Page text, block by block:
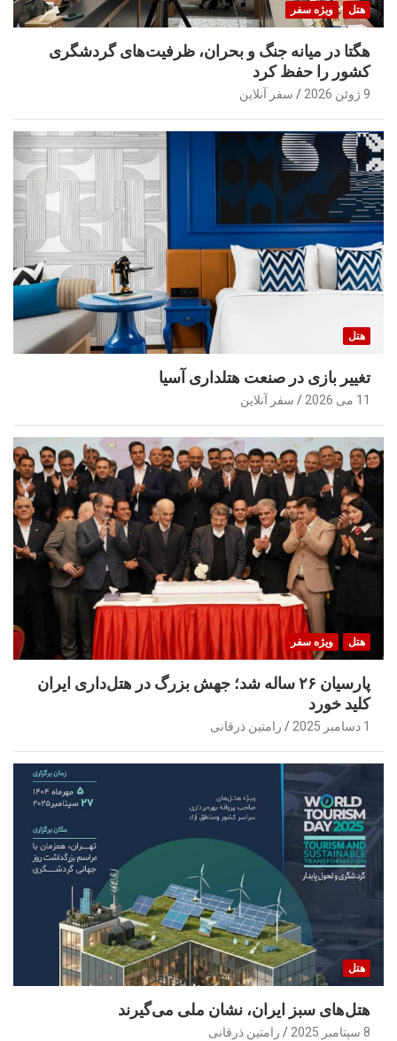
هتل ویژه سفر
هگتا در میانه جنگ و بحران، ظرفیت‌های گردشگری
کشور را حفظ کرد
9 ژوئن 2026 سفر آنلاین
هتل
تغییر بازی در صنعت هتلداری آسیا
11 می 2026 سفر آنلاین
هتل ویژه سفر
پارسیان ۲۶ ساله شد؛ جهش بزرگ در هتل‌داری ایران
کلید خورد
1 دسامبر 2025 رامتین ذرقانی
هتل
هتل‌های سبز ایران، نشان ملی می‌گیرند
8 سپتامبر 2025 رامتین ذرقانی